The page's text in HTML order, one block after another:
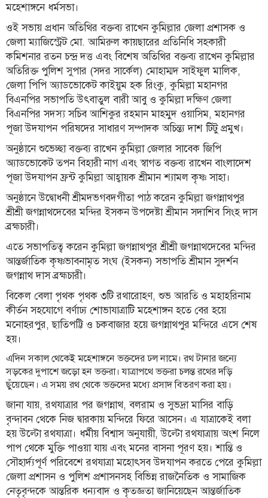
মতামত
ধর্ম
শিশু-
কিশোর
ক্যাম্পাস
সাহিত্য
ও
সংস্কৃতি
নারী
ও
শিশু
ভ্রমণ
লাইফস্টাইল
এক্সক্লুসিভ
সোস্যাল
মিডিয়া
গণমাধ্যম
রাজধানী
ইতিহাস
কথা
কয়
ক্যারিয়ার
চাকুরি
সৌখিন
ফটোগ্রাফার
মহেশাঙ্গনে ধর্মসভা।
ওই সভায় প্রধান অতিথির বক্তব্য রাখেন কুমিল্লার জেলা প্রশাসক ও
জেলা ম্যাজিস্ট্রেট মো. আমিরুল কায়ছারের প্রতিনিধি সহকারী
কমিশনার রতন চন্দ্র দত্ত এবং বিশেষ অতিথির বক্তব্য রাখেন কুমিল্লার
অতিরিক্ত পুলিশ সুপার (সদর সার্কেল) মোহাম্মদ সাইফুল মালিক,
জেলা পিপি অ্যাডভোকেট কাইয়ুম হক রিংকু, কুমিল্লা মহানগর
বিএনপির সভাপতি উৎবাতুল বারী আবু ও কুমিল্লা দক্ষিণ জেলা
বিএনপির সদস্য সচিব আশিকুর রহমান মাহমুদ ওয়াসিম, মহানগর
পূজা উদযাপন পরিষদের সাধারণ সম্পাদক অচিন্ত্য দাশ টিটু প্রমুখ।
অনুষ্ঠানে শুভেচ্ছা বক্তব্য রাখেন কুমিল্লা জেলার সাবেক জিপি
অ্যাডভোকেট তপন বিহারী নাগ এবং স্বাগত বক্তব্য রাখেন বাংলাদেশ
পূজা উদযাপন ফ্রন্ট কুমিল্লা আহ্বায়ক শ্রীমান শ্যামল কৃষ্ণ সাহা।
অনুষ্ঠানে উদ্বোধনী শ্রীমদভগবদগীতা পাঠ করেন কুমিল্লা জগন্নাথপুর
শ্রীশ্রী জগন্নাথদেবের মন্দির ইসকন উপদেষ্টা শ্রীমান সদাশিব সিংহ দাস
ব্রহ্মচারী।
এতে সভাপতিত্ব করেন কুমিল্লা জগন্নাথপুর শ্রীশ্রী জগন্নাথদেবের মন্দির
আন্তর্জাতিক কৃষ্ণভাবনামৃত সংঘ (ইসকন) সভাপতি শ্রীমান সুদর্শন
জগন্নাথ দাস ব্রহ্মচারী।
বিকেল বেলা পৃথক পৃথক ৩টি রথারোহণ, শুভ আরতি ও মহাহরিনাম
কীর্তন সহযোগে বর্ণাঢ্য শোভাযাত্রাটি মহেশাঙ্গন হতে বের হয়ে
মনোহরপুর, ছাতিপট্টি ও চকবাজার হয়ে জগন্নাথপুর মন্দিরে এসে শেষ
হয়।
এদিন সকাল থেকেই মহেশাঙ্গনে ভক্তদের ঢল নামে। রথ টানার জন্যে
সড়কের দুপাশে জড়ো হন ভক্তরা। যাত্রাপথে ভক্তরা চলন্ত রথের দড়ি
ছুঁয়েছেন। এ সময় রথ থেকে ভক্তদের মধ্যে প্রসাদ বিতরণ করা হয়।
জানা যায়, রথযাত্রার পর জগন্নাথ, বলরাম ও সুভদ্রা মাসির বাড়ি
বৃন্দাবন থেকে নিজ দ্বারকায় মন্দিরে ফিরে আসেন। এ যাত্রাকেই বলা
হয় উল্টো রথযাত্রা। ধর্মীয় বিশ্বাস অনুযায়ী, উল্টো রথযাত্রায় অংশ নিলে
পাপ থেকে মুক্তি পাওয়া যায় এবং মনের বাসনা পূরণ হয়। শান্তি ও
সৌহার্দ্যপূর্ণ পরিবেশে রথযাত্রা মহোৎসব উদযাপন করতে পেরে কুমিল্লা
জেলা প্রশাসন ও পুলিশ প্রশাসনসহ বিভিন্ন রাজনৈতিক ও সামাজিক
নেতৃবৃন্দকে আন্তরিক ধন্যবাদ ও কৃতজ্ঞতা জানিয়েছেন আন্তর্জাতিক